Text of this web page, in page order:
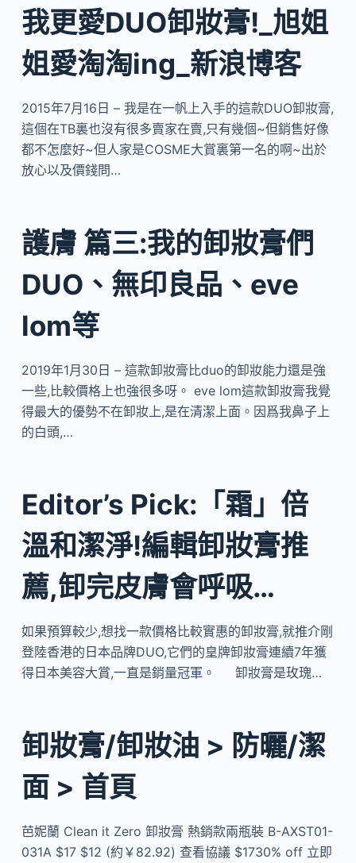
我更愛DUO卸妝膏!_旭姐
姐愛淘淘ing_新浪博客
2015年7月16日 – 我是在一帆上入手的這款DUO卸妝膏,
這個在TB裏也沒有很多賣家在賣,只有幾個~但銷售好像
都不怎麼好~但人家是COSME大賞裏第一名的啊~出於
放心以及價錢問…
護膚 篇三:我的卸妝膏們
DUO、無印良品、eve
lom等
2019年1月30日 – 這款卸妝膏比duo的卸妝能力還是強
一些,比較價格上也強很多呀。 eve lom這款卸妝膏我覺
得最大的優勢不在卸妝上,是在清潔上面。因爲我鼻子上
的白頭,…
Editor’s Pick:「霜」倍
溫和潔淨!編輯卸妝膏推
薦,卸完皮膚會呼吸…
如果預算較少,想找一款價格比較實惠的卸妝膏,就推介剛
登陸香港的日本品牌DUO,它們的皇牌卸妝膏連續7年獲
得日本美容大賞,一直是銷量冠軍。 卸妝膏是玫瑰…
卸妝膏/卸妝油 > 防曬/潔
面 > 首頁
芭妮蘭 Clean it Zero 卸妝膏 熱銷款兩瓶裝 B-AXST01-
031A $17 $12 (約￥82.92) 查看協議 $1730% off 立即